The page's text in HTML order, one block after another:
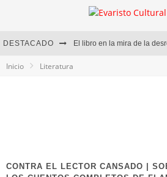
DESTACADO
Inicio Literatura
CONTRA EL LECTOR CANSADO |